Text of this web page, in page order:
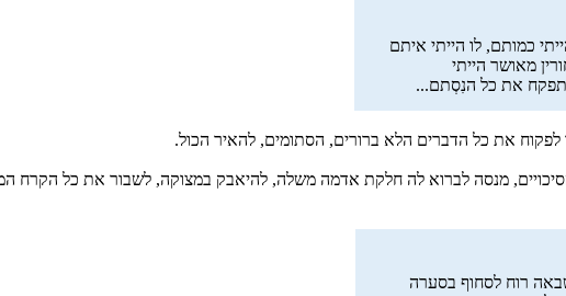
כמותם, לו הייתי איתם
מאושר הייתי
תפקח את כל הנִסְתם...
את כל הדברים הלא ברורים, הסתומים, להאיר הכול.
מנסה לברוא לה חלקת אדמה משלה, להיאבק במצוקה, לשבור את כל הקרח
רוח לסחוף בסערה